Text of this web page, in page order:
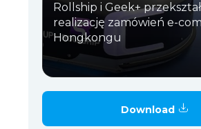
Rollship i Geek+
realizację zamówień e-
Hongkongu
Download